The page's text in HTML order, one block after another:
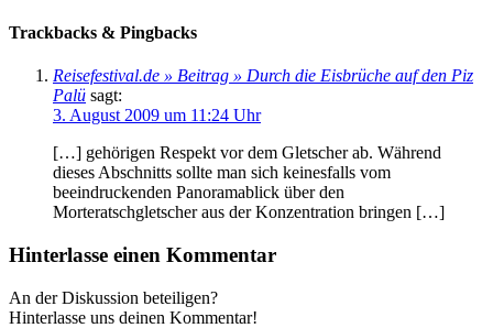
Trackbacks & Pingbacks
Reisefestival.de » Beitrag » Durch die Eisbrüche auf den Piz
Palü sagt:
3. August 2009 um 11:24 Uhr
[…] gehörigen Respekt vor dem Gletscher ab. Während
dieses Abschnitts sollte man sich keinesfalls vom
beeindruckenden Panoramablick über den
Morteratschgletscher aus der Konzentration bringen […]
Hinterlasse einen Kommentar
An der Diskussion beteiligen?
Hinterlasse uns deinen Kommentar!